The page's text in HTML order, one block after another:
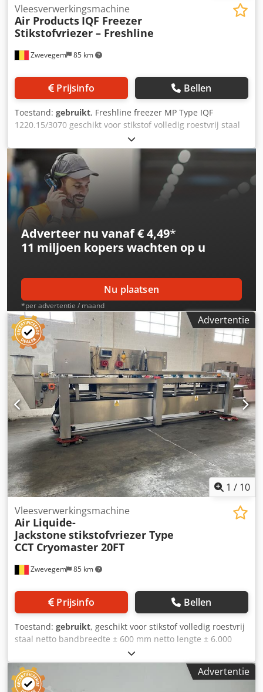
Zwevegem 85 km
Vleesverwerkingsmachine
Air Products IQF Freezer
Stikstofvriezer – Freshline
Prijsinfo Bellen
Toestand: gebruikt, Freshline freezer MP Type IQF
1220.15/3070 geschikt voor stikstof volledig roestvrij staal
capaciteit: ± 5.000 kg / h product belading (kg/lopende
meter): ± 13-14 kg / lopende meter 400/460V, 50/60Hz,
3PH+PE, 110A, 32kW Pneumatic: 1Nm3/h at 5-7barg LIN
druk stikstof 3barg netto bandbreedte ± 1.220 mm netto
bandlengte ± 16.800 mm afmetingen (l x b x h) : ± 17.700 x
2.600 x 2.600 mm (max open) producthoogte: max. ± 100
mm Codpfx Aozh Elfjm Eorf
Adverteer nu vanaf € 4,49*
11 miljoen koperswachten op u
Nu plaatsen
*per advertentie / maand
Advertentie
1 / 10
Zwevegem 85 km
Vleesverwerkingsmachine
Air Liquide-
Jackstone stikstofvriezer Type
CCT Cryomaster 20FT
Prijsinfo Bellen
Toestand: gebruikt, geschikt voor stikstof volledig roestvrij
staal netto bandbreedte ± 600 mm netto lengte ± 6.000
mm Crjdpfxszh Ek Ue Am Eef afmetingen (l x b x h) : ±
7.600 x 1.500 x 2.300 mm producthoogte: max. ± 80 mm
Advertentie